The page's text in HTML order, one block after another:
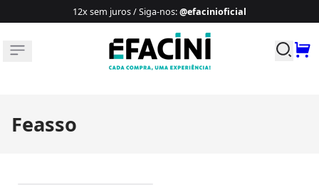
12x sem juros / Siga-nos:@efacinioficial
Buscar
Feasso